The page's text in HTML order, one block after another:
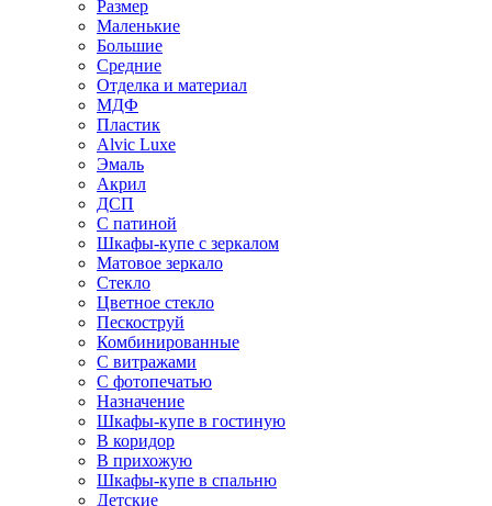
Размер
Маленькие
Большие
Средние
Отделка и материал
МДФ
Пластик
Alvic Luxe
Эмаль
Акрил
ДСП
С патиной
Шкафы-купе с зеркалом
Матовое зеркало
Стекло
Цветное стекло
Пескоструй
Комбинированные
С витражами
С фотопечатью
Назначение
Шкафы-купе в гостиную
В коридор
В прихожую
Шкафы-купе в спальню
Детские